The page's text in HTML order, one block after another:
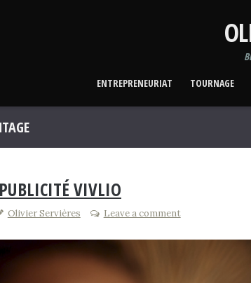
ENTREPRENEURIAT
TOURNAGE
VIVLIO
Olivier Servières Leave a comment